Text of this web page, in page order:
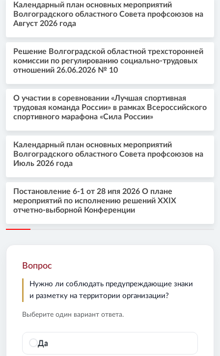
Календарный план основных мероприятий
Волгоградского областного Совета профсоюзов на
Август 2026 года
Решение Волгоградской областной трехсторонней
комиссии по регулированию социально-трудовых
отношений 26.06.2026 № 10
О участии в соревновании «Лучшая спортивная
трудовая команда России» в рамках Всероссийского
спортивного марафона «Сила России»
Календарный план основных мероприятий
Волгоградского областного Совета профсоюзов на
Июль 2026 года
Постановление 6-1 от 28 ипя 2026 О плане
мероприятий по исполнению решений XXIX
отчетно-выборной Конференции
Вопрос
Нужно ли соблюдать предупреждающие знаки
и разметку на территории организации?
Выберите один вариант ответа.
Да